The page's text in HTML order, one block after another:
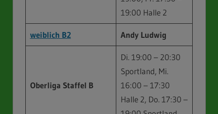
19:00 Halle 2
weiblich B2 Andy Ludwig
Oberliga Staffel B
Di. 19:00 – 20:30
Sportland, Mi.
16:00 – 17:30
Halle 2, Do. 17:30 –